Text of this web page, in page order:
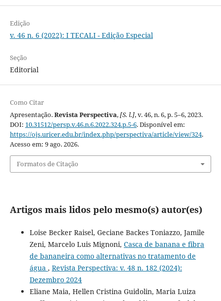
Edição
v. 46 n. 6 (2022): I TECALI - Edição Especial
Seção
Editorial
Como Citar
Apresentação.Revista Perspectiva,[S. l.], v. 46, n. 6, p. 5–6, 2023.
DOI: 10.31512/persp.v.46.n.6.2022.324.p.5-6. Disponível em:
https://ojs.uricer.edu.br/index.php/perspectiva/article/view/324.
Acesso em: 9 ago. 2026.
Formatos de Citação
Artigos mais lidos pelo mesmo(s) autor(es)
Loise Becker Raisel, Geciane Backes Toniazzo, Jamile
Zeni, Marcelo Luis Mignoni, Casca de banana e fibra
de bananeira como alternativas no tratamento de
água , Revista Perspectiva: v. 48 n. 182 (2024):
Dezembro 2024
Eliane Maia, Hellen Cristina Guidolin, Maria Luiza